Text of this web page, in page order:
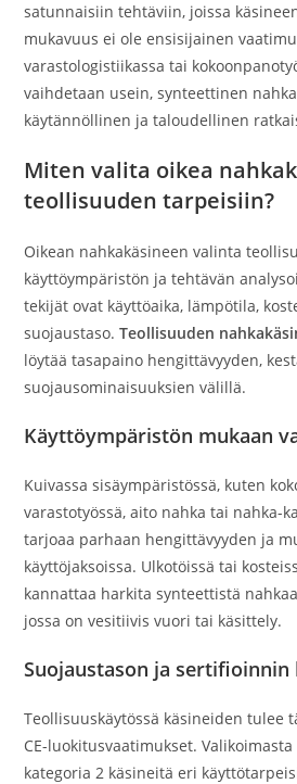
satunnaisiin tehtäviin, joissa
mukavuus ei ole ensisijainen
varastologistiikassa tai
vaihdetaan usein, synteettinen
käytännöllinen ja taloudellinen
Miten valita oikea
teollisuuden tarpeisiin?
Oikean nahkakäsineen valinta
käyttöympäristön ja tehtävän
tekijät ovat käyttöaika, lämpötila,
suojaustaso.Teollisuuden
löytää tasapaino hengittävyyden,
suojausominaisuuksien välillä.
Käyttöympäristön mukaan
Kuivassa sisäympäristössä, kuten
varastotyössä, aito nahka tai nahka-
tarjoaa parhaan hengittävyyden ja
käyttöjaksoissa. Ulkotöissä tai
kannattaa harkita synteettistä
jossa on vesitiivis vuori tai käsittely.
Suojaustason ja
Teollisuuskäytössä käsineiden tulee
CE-luokitusvaatimukset.
kategoria 2 käsineitä eri